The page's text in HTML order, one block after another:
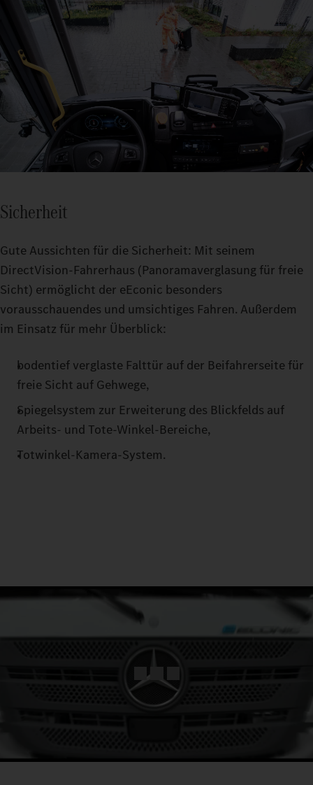
Sicherheit
Gute Aussichten für die Sicherheit: Mit seinem
DirectVision-Fahrerhaus (Panoramaverglasung für freie
Sicht) ermöglicht der eEconic besonders
vorausschauendes und umsichtiges Fahren. Außerdem
im Einsatz für mehr Überblick:
bodentief verglaste Falttür auf der Beifahrerseite für
freie Sicht auf Gehwege,
Spiegelsystem zur Erweiterung des Blickfelds auf
Arbeits- und Tote-Winkel-Bereiche,
Totwinkel-Kamera-System.